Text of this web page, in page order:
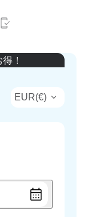
！
EUR(€)